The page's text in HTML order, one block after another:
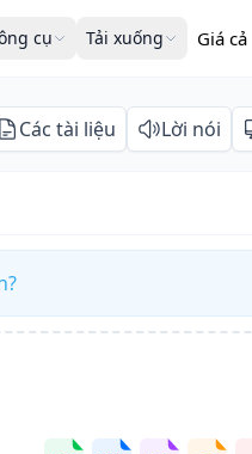
cụ Tải xuống Giá cả
Các tài liệu Lời nói